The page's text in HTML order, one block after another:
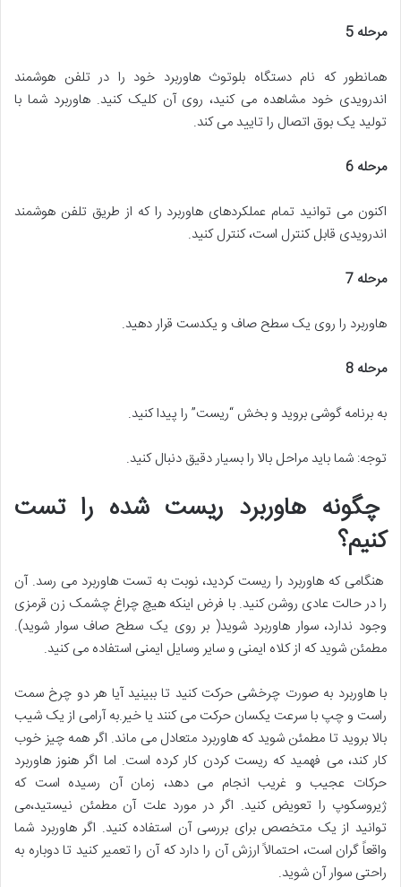
مرحله 5
همانطور که نام دستگاه بلوتوث هاوربرد خود را در تلفن هوشمند
اندرویدی خود مشاهده می کنید، روی آن کلیک کنید. هاوربرد شما با
تولید یک بوق اتصال را تایید می کند.
مرحله 6
اکنون می توانید تمام عملکردهای هاوربرد را که از طریق تلفن هوشمند
اندرویدی قابل کنترل است، کنترل کنید.
مرحله 7
هاوربرد را روی یک سطح صاف و یکدست قرار دهید.
مرحله 8
به برنامه گوشی بروید و بخش “ریست” را پیدا کنید.
توجه: شما باید مراحل بالا را بسیار دقیق دنبال کنید.
چگونه هاوربرد ریست شده را تست
کنیم؟
هنگامی که هاوربرد را ریست کردید، نوبت به تست هاوربرد می رسد. آن
را در حالت عادی روشن کنید. با فرض اینکه هیچ چراغ چشمک زن قرمزی
وجود ندارد، سوار هاوربرد شوید( بر روی یک سطح صاف سوار شوید).
مطمئن شوید که از کلاه ایمنی و سایر وسایل ایمنی استفاده می کنید.
با هاوربرد به صورت چرخشی حرکت کنید تا ببینید آیا هر دو چرخ سمت
راست و چپ با سرعت یکسان حرکت می کنند یا خیر.به آرامی از یک شیب
بالا بروید تا مطمئن شوید که هاوربرد متعادل می ماند. اگر همه چیز خوب
کار کند، می فهمید که ریست کردن کار کرده است. اما اگر هنوز هاوربرد
حرکات عجیب و غریب انجام می دهد، زمان آن رسیده است که
ژیروسکوپ را تعویض کنید. اگر در مورد علت آن مطمئن نیستید،می
توانید از یک متخصص برای بررسی آن استفاده کنید. اگر هاوربرد شما
واقعاً گران است، احتمالاً ارزش آن را دارد که آن را تعمیر کنید تا دوباره به
راحتی سوار آن شوید.